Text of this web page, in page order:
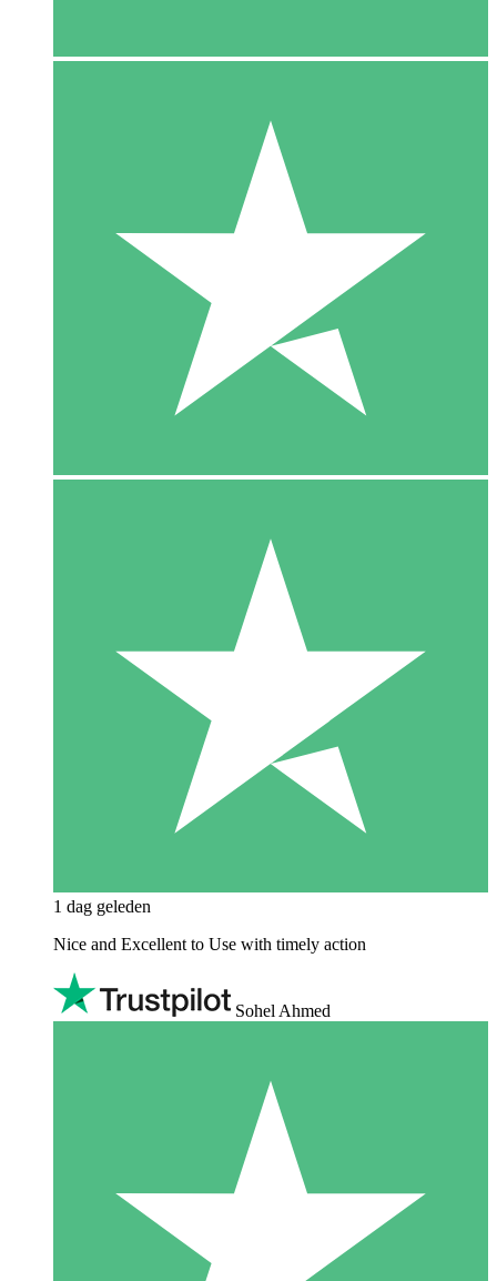
1 dag geleden
Nice and Excellent to Use with timely action
Sohel Ahmed